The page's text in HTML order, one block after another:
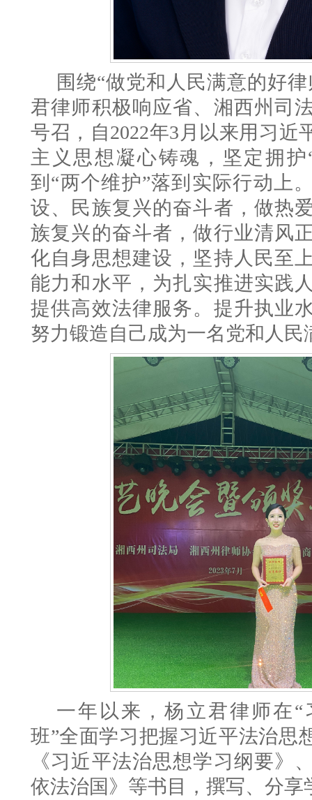
围绕“做党和人民满意的好
君律师积极响应省、湘西州司
号召，自2022年3月以来用习近
主义思想凝心铸魂， 坚定拥护
到“两个维护”落到实际行动上
设、民族复兴的奋斗者 ，做热
族复兴的奋斗者 ，做行业清风
化自身思想建设，坚持人民至
能力和水平，为扎实推进实践
提供高效法律服务。 提升执业
努力锻造自己成为一名党和人民
一年以来，杨立君律师在“
班”全面学习把握习近平法治思
《习近平法治思想学习纲要》
依法治国》等书目，撰写、分享